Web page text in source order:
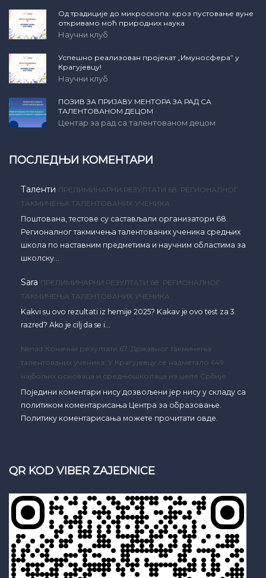
Од традиције до микроскопа: кроз пустовање вуне
откривамо моћ природних наука
Научни клуб
Успешно реализован пројекат „Имуносфера” у
Крагујевцу!
Научни клуб
ПОЗИВ ЗА ПРИЈАВУ МЕНТОРА ЗА РАД СА
ТАЛЕНТОВАНОМ ДЕЦОМ
Центар за рад са талентованом децом
ПОСЛЕДЊИ КОМЕНТАРИ
Таленти ПРЕЛИМИНАРНИ РЕЗУЛТАТИ 68. РЕГИОНАЛНОГ
ТАКМИЧЕЊА ТАЛЕНТОВАНИХ УЧЕНИКА
Поштована, тестове су састављали организатори 68.
Регионалног такмичења талентованих ученика средњих
школа по наставним предметима и научним областима за
школску…
Sara ПРЕЛИМИНАРНИ РЕЗУЛТАТИ 68. РЕГИОНАЛНОГ
ТАКМИЧЕЊА ТАЛЕНТОВАНИХ УЧЕНИКА
Kakvi su ovo rezultati iz hemije 2025? Kakav je ovo test za 3.
razred? Ako je cilj da se i…
Nenad Коначни резултати 67. Државног такмичења
талентованих ученика: У Крагујевцу се надметало 649
најбољих основаца и средњошколаца из целе Србије
Поједини коментари нису дозвољени јер нису у складу са
политиком коментарисања Центра за образовање.
Политику коментарисања можете прочитати овде.
QR KOD VIBER ZAJEDNICE